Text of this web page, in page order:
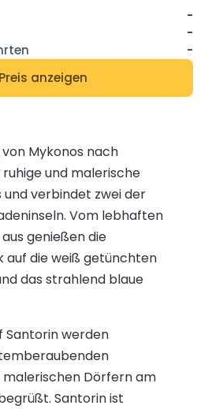
-
-
-
anzeigen
Mykonos nach
und malerische
und verbindet zwei der
Vom lebhaften
genießen die
auf die weiß getünchten
das strahlend blaue
Santorin werden
malerischen Dörfern am
Santorin ist